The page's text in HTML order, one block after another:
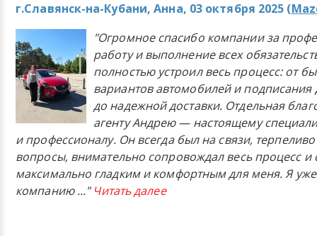
г.Славянск-на-Кубани, Анна, 03 октября 2025 (
"Огромное спасибо компании за
работу и выполнение всех
полностью устроил весь процесс: от
вариантов автомобилей и подписания
до надежной доставки. Отдельная
агенту Андрею — настоящему
и профессионалу. Он всегда был на связи,
вопросы, внимательно сопровождал весь процесс и
максимально гладким и комфортным для меня. Я
компанию..." Читать далее